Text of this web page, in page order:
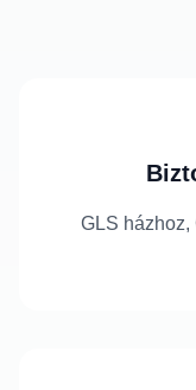
GLS házhoz,